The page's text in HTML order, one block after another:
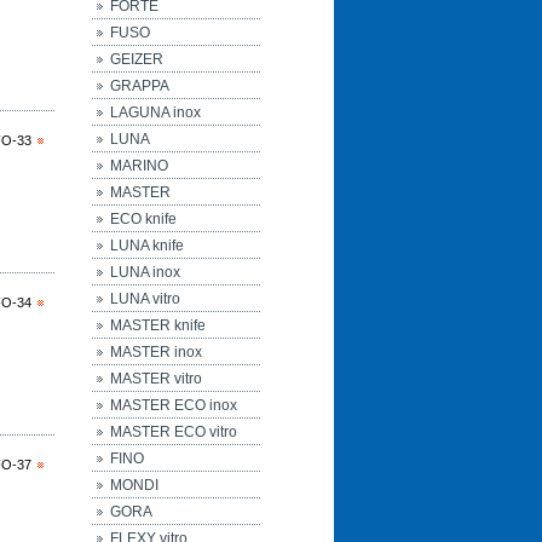
33
34
37
FORTE
FUSO
GEIZER
GRAPPA
LAGUNA inox
LUNA
MARINO
MASTER
ECO knife
LUNA knife
LUNA inox
LUNA vitro
MASTER knife
MASTER inox
MASTER vitro
MASTER ECO inox
MASTER ECO vitro
FINO
MONDI
GORA
FLEXY vitro